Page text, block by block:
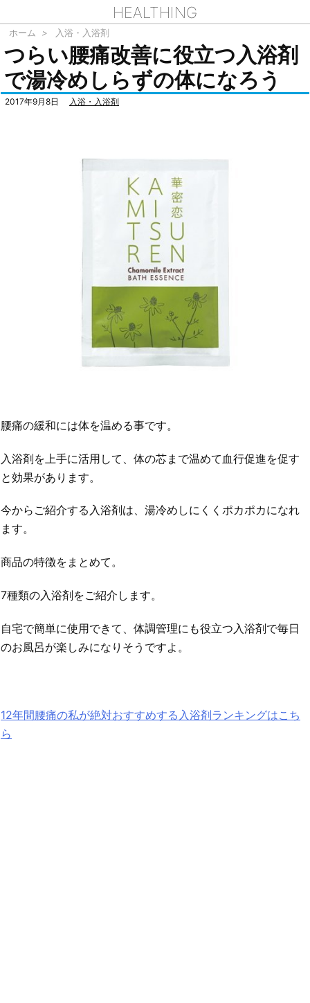
HEALTHING
ホーム > 入浴・入浴剤
つらい腰痛改善に役立つ入浴剤
で湯冷めしらずの体になろう
2017年9月8日 入浴・入浴剤
腰痛の緩和には体を温める事です。
入浴剤を上手に活用して、体の芯まで温めて血行促進を促す
と効果があります。
今からご紹介する入浴剤は、湯冷めしにくくポカポカになれ
ます。
商品の特徴をまとめて。
7種類の入浴剤をご紹介します。
自宅で簡単に使用できて、体調管理にも役立つ入浴剤で毎日
のお風呂が楽しみになりそうですよ。
12年間腰痛の私が絶対おすすめする入浴剤ランキングはこち
ら